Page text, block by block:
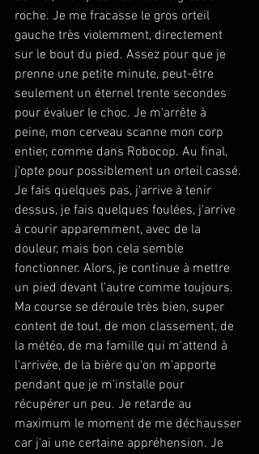
roche. Je me fracasse le gros orteil
gauche très violemment, directement
sur le bout du pied. Assez pour que je
prenne une petite minute, peut-être
seulement un éternel trente secondes
pour évaluer le choc. Je m'arrête à
peine, mon cerveau scanne mon corp
entier, comme dans Robocop. Au final,
j'opte pour possiblement un orteil cassé.
Je fais quelques pas, j'arrive à tenir
dessus, je fais quelques foulées, j'arrive
à courir apparemment, avec de la
douleur, mais bon cela semble
fonctionner. Alors, je continue à mettre
un pied devant l'autre comme toujours.
Ma course se déroule très bien, super
content de tout, de mon classement, de
la météo, de ma famille qui m'attend à
l'arrivée, de la bière qu'on m'apporte
pendant que je m'installe pour
récupérer un peu. Je retarde au
maximum le moment de me déchausser
car j'ai une certaine appréhension. Je